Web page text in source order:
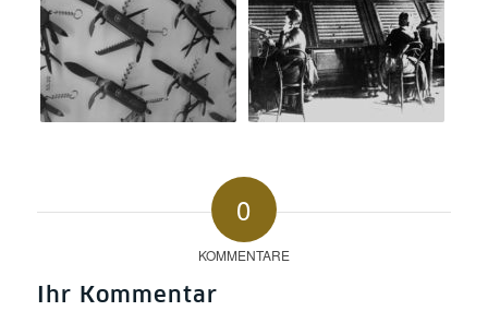
0
KOMMENTARE
Ihr Kommentar